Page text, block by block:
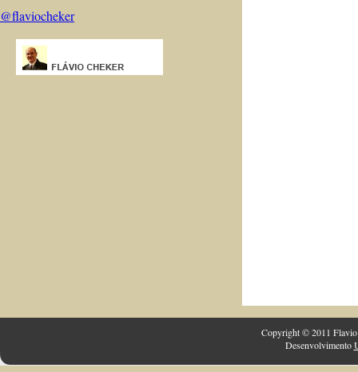
@flaviocheker
Copyright © 2011 Flavio
Desenvolvimento